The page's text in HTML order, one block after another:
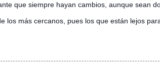
que siempre hayan cambios, aunque sean
los más cercanos, pues los que están lejos